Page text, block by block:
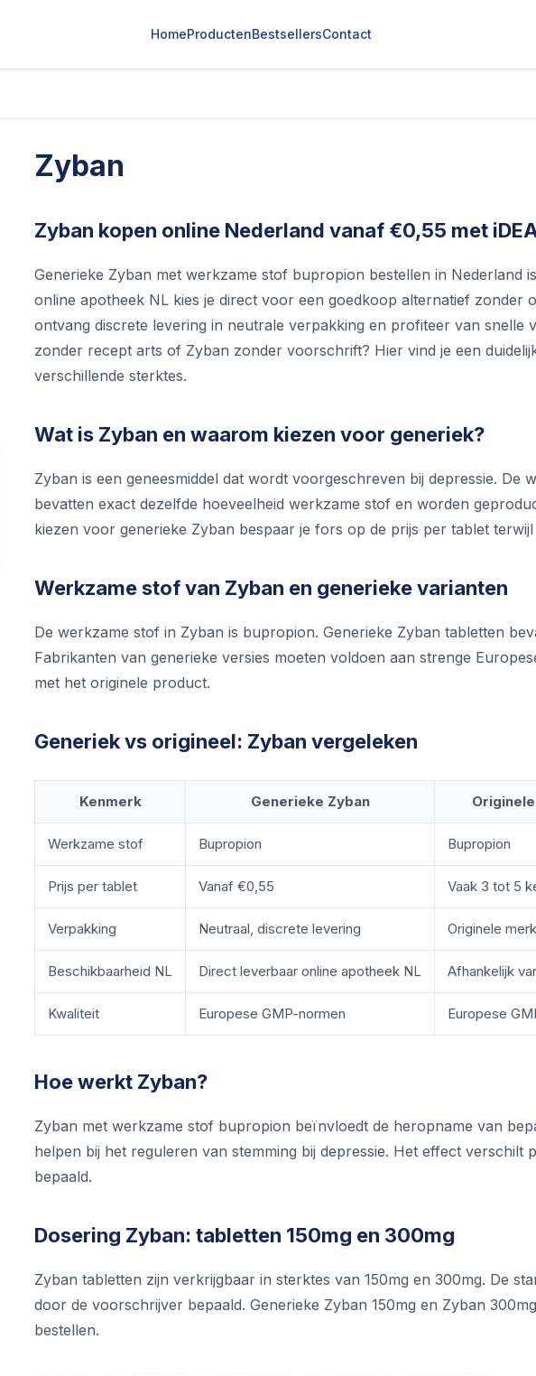
HomeProductenBestsellersContact
Zyban
Zyban kopen online Nederland vanaf €0,55 met
Generieke Zyban met werkzame stof bupropion bestellen in Nederland
online apotheek NL kies je direct voor een goedkoop alternatief zonder
ontvang discrete levering in neutrale verpakking en profiteer van snelle
zonder recept arts of Zyban zonder voorschrift? Hier vind je een
verschillende sterktes.
Wat is Zyban en waarom kiezen voor generiek?
Zyban is een geneesmiddel dat wordt voorgeschreven bij depressie. De
bevatten exact dezelfde hoeveelheid werkzame stof en worden
kiezen voor generieke Zyban bespaar je fors op de prijs per tablet terwijl
Werkzame stof van Zyban en generieke varianten
De werkzame stof in Zyban is bupropion. Generieke Zyban tabletten
Fabrikanten van generieke versies moeten voldoen aan strenge
met het originele product.
Generiek vs origineel: Zyban vergeleken
Kenmerk Generieke Zyban
Werkzame stof Bupropion Bupropion
Prijs per tablet Vanaf €0,55 Vaak 3 tot 5
Verpakking Neutraal, discrete levering Originele
Beschikbaarheid NL Direct leverbaar online apotheek NL Afhankelijk
Kwaliteit Europese GMP-normen Europese
Hoe werkt Zyban?
Zyban met werkzame stof bupropion beïnvloedt de heropname van
helpen bij het reguleren van stemming bij depressie. Het effect
bepaald.
Dosering Zyban: tabletten 150mg en 300mg
Zyban tabletten zijn verkrijgbaar in sterktes van 150mg en 300mg. De
door de voorschrijver bepaald. Generieke Zyban 150mg en Zyban
bestellen.